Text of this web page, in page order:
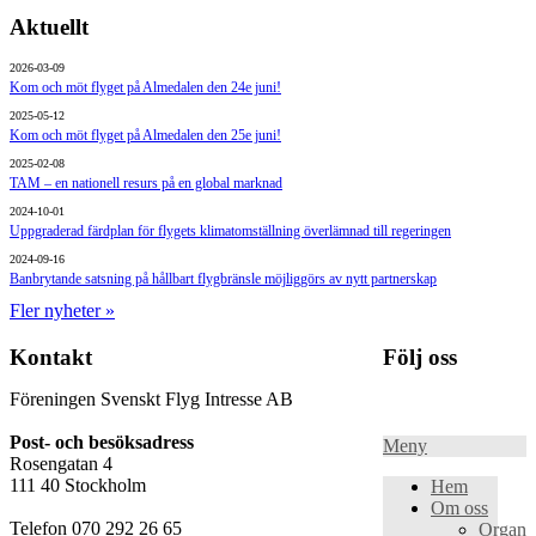
Aktuellt
2026-03-09
Kom och möt flyget på Almedalen den 24e juni!
2025-05-12
Kom och möt flyget på Almedalen den 25e juni!
2025-02-08
TAM – en nationell resurs på en global marknad
2024-10-01
Uppgraderad färdplan för flygets klimatomställning överlämnad till regeringen
2024-09-16
Banbrytande satsning på hållbart flygbränsle möjliggörs av nytt partnerskap
Fler nyheter »
Kontakt
Föreningen Svenskt Flyg Intresse AB
Post- och besöksadress
Rosengatan 4
111 40 Stockholm
Telefon 070 292 26 65
Följ oss
Meny
Hem
Om oss